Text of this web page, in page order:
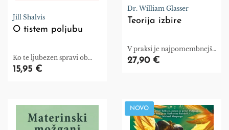
Jill Shalvis
O tistem poljubu
Ko te ljubezen spravi ob
pamet.
15,95 €
Dr. William Glasser
Teorija izbire
V praksi je najpomembnejša
potreba po ljubezni in
27,90 €
NOVO